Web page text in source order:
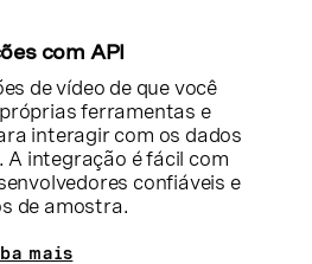
com API
de vídeo de que você
ferramentas e
interagir com os dados
integração é fácil com
confiáveis e
de amostra.
mais